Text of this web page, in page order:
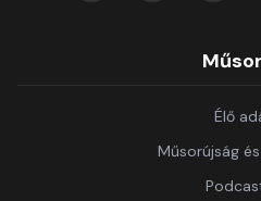
Élő
Műsorújság